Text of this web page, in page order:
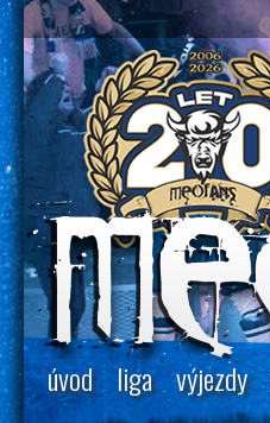
úvod liga výjezdy